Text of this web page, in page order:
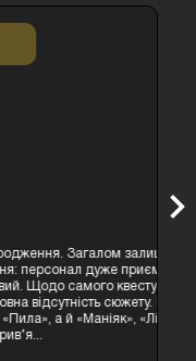
залишилися
приємний,
квесту, головне
сюжету. Його можна
«Лігво» чи